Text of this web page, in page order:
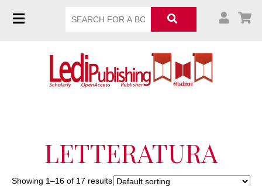
LETTERATURA
Showing 1–16 of 17 results